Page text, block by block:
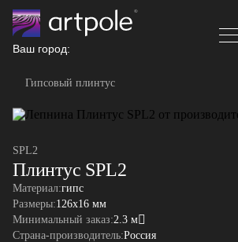
Ваш город:
Гипсовый плинтус
SPL2
Плинтус SPL2
Материал:гипс
Размеры:126x16 мм
Минимальный заказ:2.3 м
Страна-производитель:Россия